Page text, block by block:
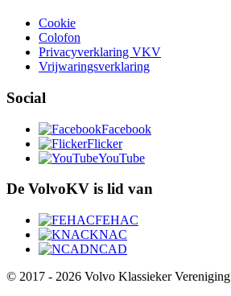
Cookie
Colofon
Privacyverklaring VKV
Vrijwaringsverklaring
Social
Facebook
Flicker
YouTube
De VolvoKV is lid van
FEHAC
KNAC
NCAD
© 2017 - 2026 Volvo Klassieker Vereniging